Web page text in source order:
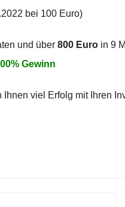
bei 100 Euro)
und über 800 Euro in 9
Gewinn
Ihnen viel Erfolg mit Ihren